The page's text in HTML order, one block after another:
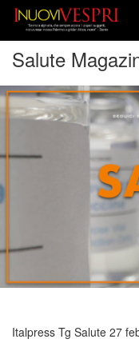
Salute
Italpress Tg Salute 27